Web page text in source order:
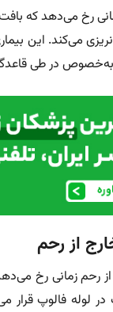
رخ می‌دهد که
می‌کند. این
به‌خصوص در طی
از رحم
رحمزمانی رخ
لوله فالوپ قرار